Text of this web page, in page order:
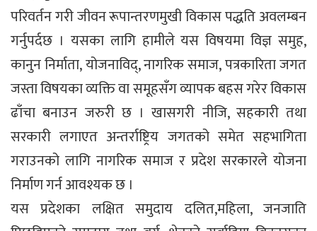
परिवर्तन गरी जीवन रूपान्तरणमुखी विकास पद्धति अवलम्बन
गर्नुपर्दछ । यसका लागि हामीले यस विषयमा विज्ञ समुह,
कानुन निर्माता, योजनाविद्, नागरिक समाज, पत्रकारिता जगत
जस्ता विषयका व्यक्ति वा समूहसँग व्यापक बहस गरेर विकास
ढाँचा बनाउन जरुरी छ । खासगरी नीजि, सहकारी तथा
सरकारी लगाएत अन्तर्राष्ट्रिय जगतको समेत सहभागिता
गराउनको लागि नागरिक समाज र प्रदेश सरकारले योजना
निर्माण गर्न आवश्यक छ ।
यस प्रदेशका लक्षित समुदाय दलित,महिला, जनजाति